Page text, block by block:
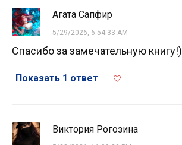
Агата Сапфир
5/29/2026, 6:54:33 AM
Спасибо за замечательную книгу!)
Показать 1 ответ
Виктория Рогозина